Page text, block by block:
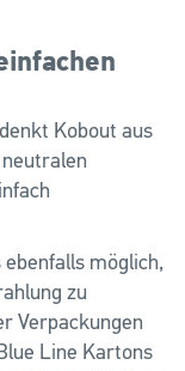
Kobout aus
ebenfalls möglich,
zu
Verpackungen
Line Kartons